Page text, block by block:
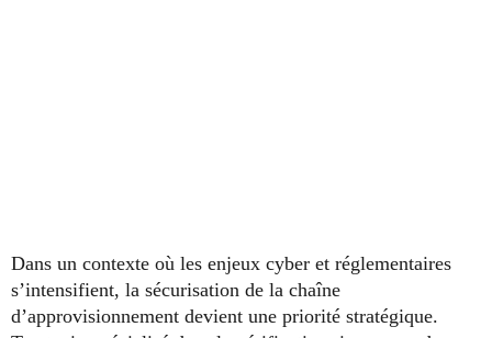
Dans un contexte où les enjeux cyber et réglementaires
s’intensifient, la sécurisation de la chaîne
d’approvisionnement devient une priorité stratégique.